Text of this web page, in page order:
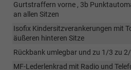
Gurtstraffern vorne , 3b
an allen Sitzen
Isofix Kindersitzverankerungen mit
äußeren hinteren Sitze
Rückbank umlegbar und zu 1/3 zu
MF-Lederlenkrad mit Radio und